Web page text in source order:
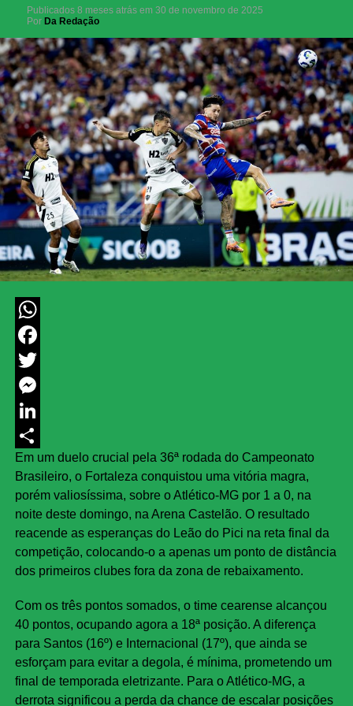
Publicados 8 meses atrás em 30 de novembro de 2025
Por Da Redação
WhatsApp
Facebook
Twitter
Messenger
LinkedIn
Share
Em um duelo crucial pela 36ª rodada do Campeonato
Brasileiro, o Fortaleza conquistou uma vitória magra,
porém valiosíssima, sobre o Atlético-MG por 1 a 0, na
noite deste domingo, na Arena Castelão. O resultado
reacende as esperanças do Leão do Pici na reta final da
competição, colocando-o a apenas um ponto de distância
dos primeiros clubes fora da zona de rebaixamento.
Com os três pontos somados, o time cearense alcançou
40 pontos, ocupando agora a 18ª posição. A diferença
para Santos (16º) e Internacional (17º), que ainda se
esforçam para evitar a degola, é mínima, prometendo um
final de temporada eletrizante. Para o Atlético-MG, a
derrota significou a perda da chance de escalar posições